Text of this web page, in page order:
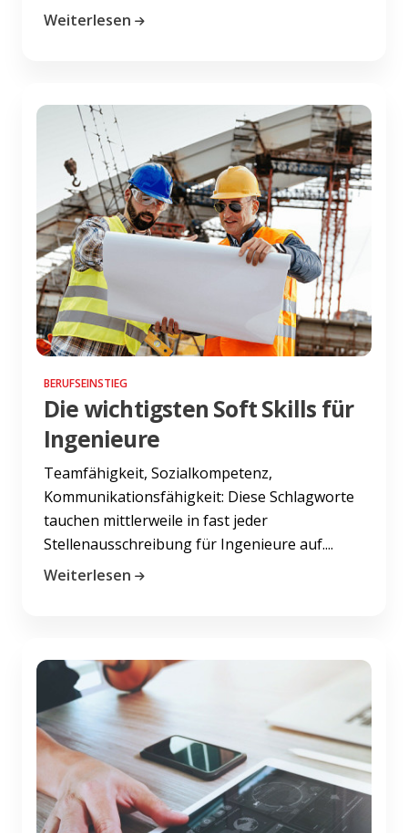
Weiterlesen
BERUFSEINSTIEG
Die wichtigsten Soft Skills für
Ingenieure
Teamfähigkeit, Sozialkompetenz,
Kommunikationsfähigkeit: Diese Schlagworte
tauchen mittlerweile in fast jeder
Stellenausschreibung für Ingenieure auf....
Weiterlesen